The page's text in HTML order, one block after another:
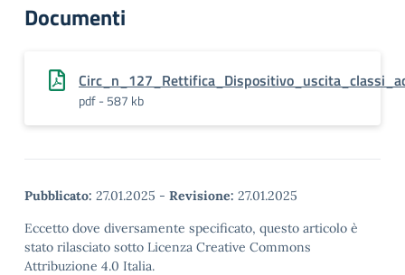
Documenti
pdf - 587 kb
Pubblicato: 27.01.2025 - Revisione: 27.01.2025
Eccetto dove diversamente specificato, questo articolo è
stato rilasciato sotto Licenza Creative Commons
Attribuzione 4.0 Italia.